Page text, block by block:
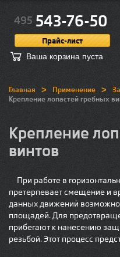
495 543-76-50
Прайс-лист
Ваша корзина пуста
Главная > Применение >
Крепление лопастей гребных
Крепление
винтов
При работе в
претерпевает смещение и
данных движений
площадей. Для
прибегают к нанесению
резьбой. Этот процесс